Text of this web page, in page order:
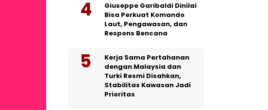
Giuseppe Garibaldi Dinilai
Bisa Perkuat Komando
Laut, Pengawasan, dan
Respons Bencana
Kerja Sama Pertahanan
dengan Malaysia dan
Turki Resmi Disahkan,
Stabilitas Kawasan Jadi
Prioritas